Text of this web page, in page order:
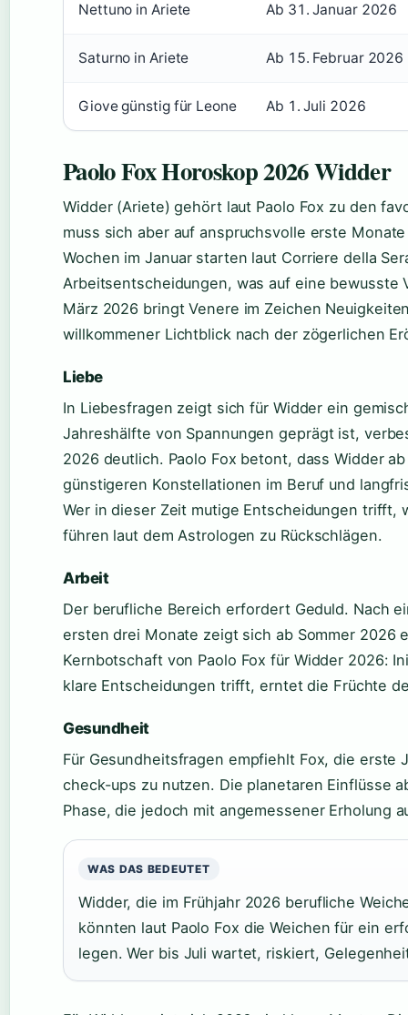
Nettuno in Ariete Ab 31. Januar 2026
Saturno in Ariete Ab 15. Februar 2026
Giove günstig für Leone Ab 1. Juli 2026
Paolo Fox Horoskop 2026 Widder
Widder (Ariete) gehört laut Paolo Fox zu den
muss sich aber auf anspruchsvolle erste
Wochen im Januar starten laut Corriere della
Arbeitsentscheidungen, was auf eine bewusste
März 2026 bringt Venere im Zeichen
willkommener Lichtblick nach der zögerlichen
Liebe
In Liebesfragen zeigt sich für Widder ein
Jahreshälfte von Spannungen geprägt ist,
2026 deutlich. Paolo Fox betont, dass Widder
günstigeren Konstellationen im Beruf und
Wer in dieser Zeit mutige Entscheidungen trifft,
führen laut dem Astrologen zu Rückschlägen.
Arbeit
Der berufliche Bereich erfordert Geduld. Nach
ersten drei Monate zeigt sich ab Sommer 2026
Kernbotschaft von Paolo Fox für Widder 2026:
klare Entscheidungen trifft, erntet die Früchte
Gesundheit
Für Gesundheitsfragen empfiehlt Fox, die erste
check-ups zu nutzen. Die planetaren Einflüsse
Phase, die jedoch mit angemessener Erholung
WAS DAS BEDEUTET
Widder, die im Frühjahr 2026 berufliche
könnten laut Paolo Fox die Weichen für ein
legen. Wer bis Juli wartet, riskiert,